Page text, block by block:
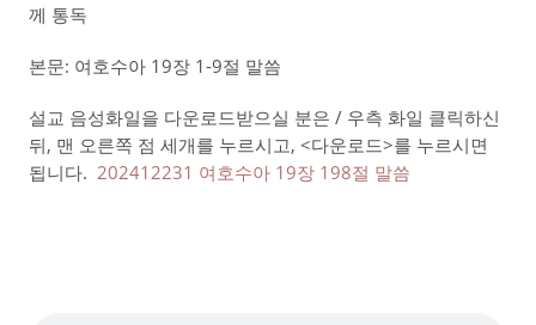
께 통독
본문: 여호수아 19장 1-9절 말씀
설교 음성화일을 다운로드받으실 분은 / 우측 화일 클릭하신
뒤, 맨 오른쪽 점 세개를 누르시고, <다운로드>를 누르시면
됩니다. 202412231 여호수아 19장 198절 말씀